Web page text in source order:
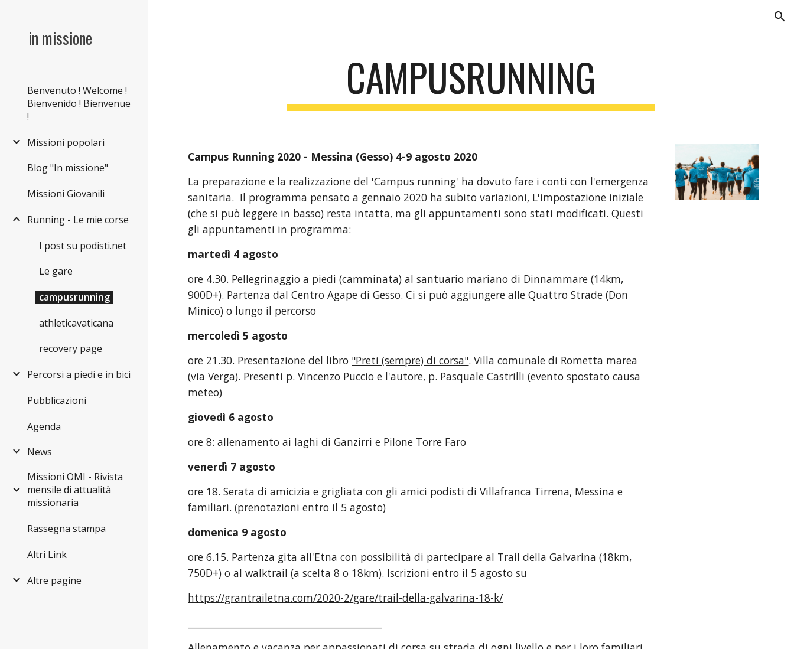
in missione
Benvenuto ! Welcome !
Bienvenido ! Bienvenue
!
Missioni popolari
Blog "In missione"
Missioni Giovanili
Running - Le mie corse
I post su podisti.net
Le gare
campusrunning
athleticavaticana
recovery page
Percorsi a piedi e in bici
Pubblicazioni
Agenda
News
Missioni OMI - Rivista
mensile di attualità
missionaria
Rassegna stampa
Altri Link
Altre pagine
CAMPUSRUNNING
Campus Running 2020 - Messina (Gesso) 4-9 agosto 2020
La preparazione e la realizzazione del 'Campus running' ha dovuto fare i conti con l'emergenza
sanitaria.  Il programma pensato a gennaio 2020 ha subito variazioni, L'impostazione iniziale
(che si può leggere in basso) resta intatta, ma gli appuntamenti sono stati modificati. Questi
gli appuntamenti in programma:
martedì 4 agosto
ore 4.30. Pellegrinaggio a piedi (camminata) al santuario mariano di Dinnammare (14km,
900D+). Partenza dal Centro Agape di Gesso. Ci si può aggiungere alle Quattro Strade (Don
Minico) o lungo il percorso
mercoledì 5 agosto
ore 21.30. Presentazione del libro "Preti (sempre) di corsa". Villa comunale di Rometta marea
(via Verga). Presenti p. Vincenzo Puccio e l'autore, p. Pasquale Castrilli (evento spostato causa
meteo)
giovedì 6 agosto
ore 8: allenamento ai laghi di Ganzirri e Pilone Torre Faro
venerdì 7 agosto
ore 18. Serata di amicizia e grigliata con gli amici podisti di Villafranca Tirrena, Messina e
familiari. (prenotazioni entro il 5 agosto)
domenica 9 agosto
ore 6.15. Partenza gita all'Etna con possibilità di partecipare al Trail della Galvarina (18km,
750D+) o al walktrail (a scelta 8 o 18km). Iscrizioni entro il 5 agosto su
https://grantrailetna.com/2020-2/gare/trail-della-galvarina-18-k/